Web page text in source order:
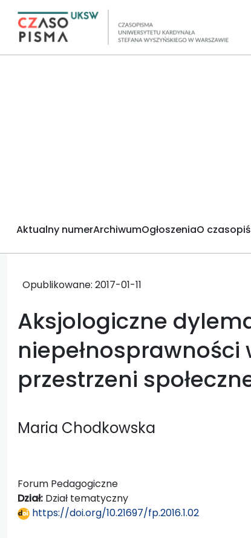
Aktualny numerArchiwumOgłoszeniaO
Opublikowane: 2017-01-11
Aksjologiczne
przestrzeni
Maria Chodkowska
Forum Pedagogiczne
Dział: Dział tematyczny
https://doi.org/10.21697/fp.2016.1.02